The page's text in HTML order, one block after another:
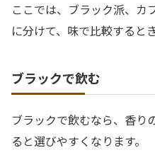
ここでは、ブラック派、カ
に分けて、味で比較すると
ブラックで飲む
ブラックで飲むなら、香り
ると選びやすくなります。